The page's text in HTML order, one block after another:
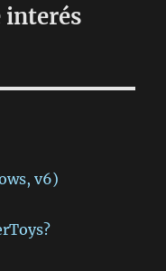
interés
v6)